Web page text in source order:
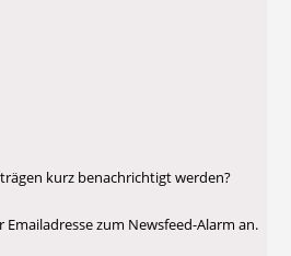
kurz benachrichtigt werden?
zum Newsfeed-Alarm an.